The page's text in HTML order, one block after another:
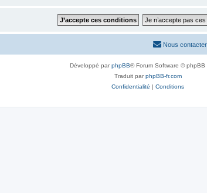
Nous contacter
Développé parphpBB® Forum Software © phpBB
Traduit parphpBB-fr.com
Confidentialité | Conditions